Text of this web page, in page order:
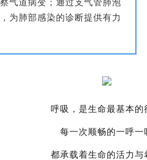
气道病变；通过支气管肺泡
为肺部感染的诊断提供有力
呼吸，是生命最基本的
每一次顺畅的一呼一
都承载着生命的活力与